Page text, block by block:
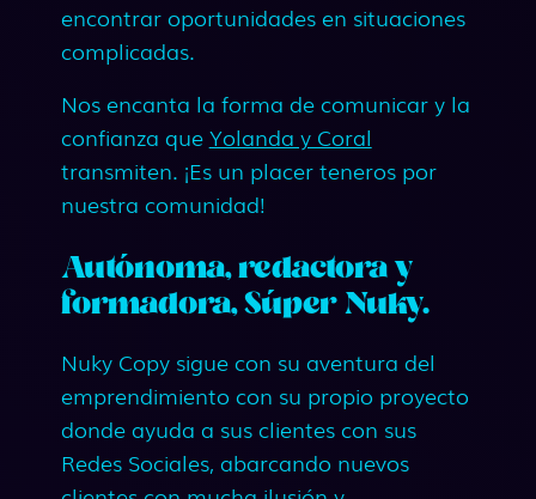
encontrar oportunidades en situaciones
complicadas.
Nos encanta la forma de comunicar y la
confianza queYolanda y Coral
transmiten. ¡Es un placer teneros por
nuestra comunidad!
Autónoma, redactora y
formadora, Súper Nuky.
Nuky Copy sigue con su aventura del
emprendimiento con su propio proyecto
donde ayuda a sus clientes con sus
Redes Sociales, abarcando nuevos